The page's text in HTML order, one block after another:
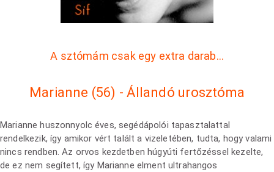
Marianne (56) - Állandó urosztóma
A sztómám csak egy extra darab…
Marianne huszonnyolc éves, segédápolói tapasztalattal
rendelkezik, így amikor vért talált a vizeletében, tudta, hogy valami
nincs rendben. Az orvos kezdetben húgyúti fertőzéssel kezelte,
de ez nem segített, így Marianne elment ultrahangos